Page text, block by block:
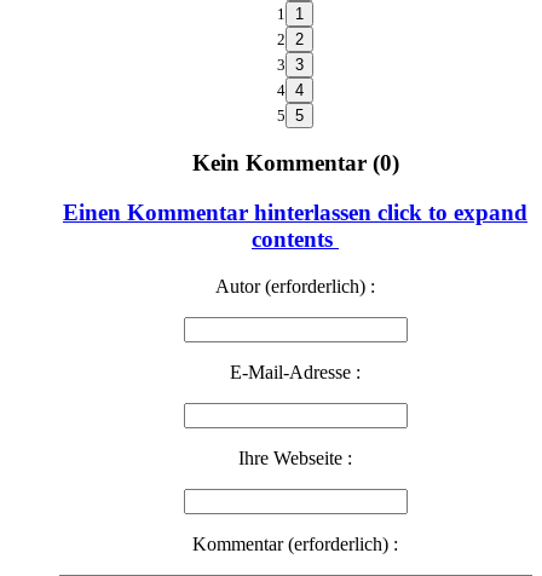
1
2
3
4
5
Kein Kommentar (0)
Einen Kommentar hinterlassen click to expand
contents
Autor (erforderlich) :
E-Mail-Adresse :
Ihre Webseite :
Kommentar (erforderlich) :